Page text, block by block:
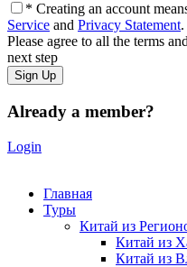
* Creating an account
Service and Privacy Statement.
Please agree to all the terms
next step
Already a member?
Login
Главная
Туры
Китай из
Китай из
Китай из